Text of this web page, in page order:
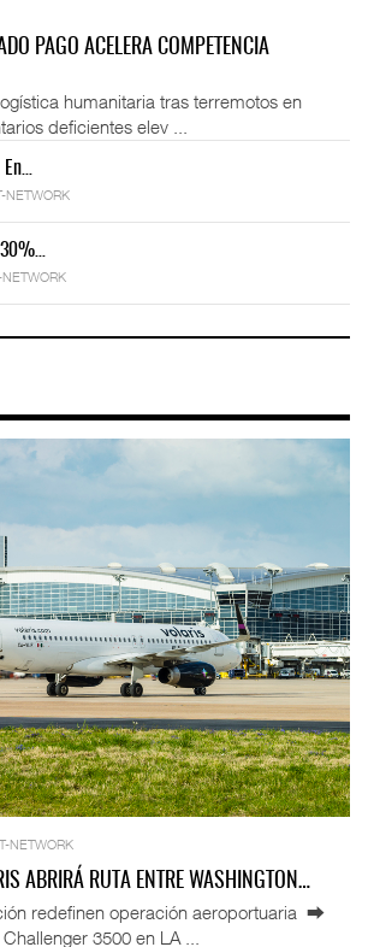
PAGO ACELERA COMPETENCIA
humanitaria tras terremotos en
deficientes elev ...
NETWORK
NETWORK
NETWORK
ABRIRÁ RUTA ENTRE WASHINGTON…
redefinen operación aeroportuaria ⮕
3500 en LA ...